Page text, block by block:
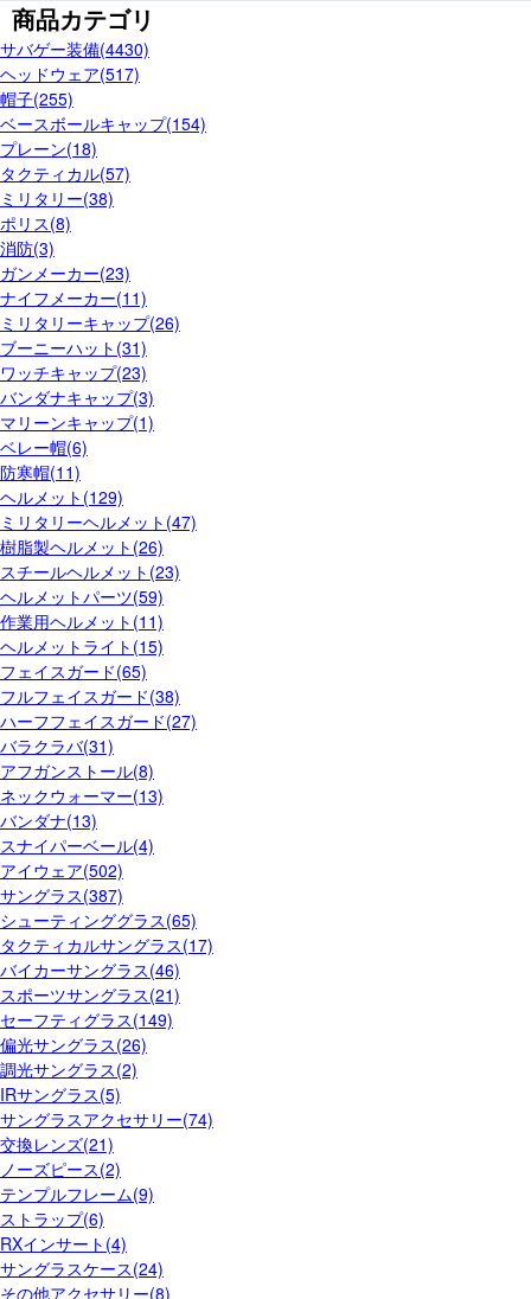
商品カテゴリ
サバゲー装備(4430)
ヘッドウェア(517)
帽子(255)
ベースボールキャップ(154)
プレーン(18)
タクティカル(57)
ミリタリー(38)
ポリス(8)
消防(3)
ガンメーカー(23)
ナイフメーカー(11)
ミリタリーキャップ(26)
ブーニーハット(31)
ワッチキャップ(23)
バンダナキャップ(3)
マリーンキャップ(1)
ベレー帽(6)
防寒帽(11)
ヘルメット(129)
ミリタリーヘルメット(47)
樹脂製ヘルメット(26)
スチールヘルメット(23)
ヘルメットパーツ(59)
作業用ヘルメット(11)
ヘルメットライト(15)
フェイスガード(65)
フルフェイスガード(38)
ハーフフェイスガード(27)
バラクラバ(31)
アフガンストール(8)
ネックウォーマー(13)
バンダナ(13)
スナイパーベール(4)
アイウェア(502)
サングラス(387)
シューティンググラス(65)
タクティカルサングラス(17)
バイカーサングラス(46)
スポーツサングラス(21)
セーフティグラス(149)
偏光サングラス(26)
調光サングラス(2)
IRサングラス(5)
サングラスアクセサリー(74)
交換レンズ(21)
ノーズピース(2)
テンプルフレーム(9)
ストラップ(6)
RXインサート(4)
サングラスケース(24)
その他アクセサリー(8)